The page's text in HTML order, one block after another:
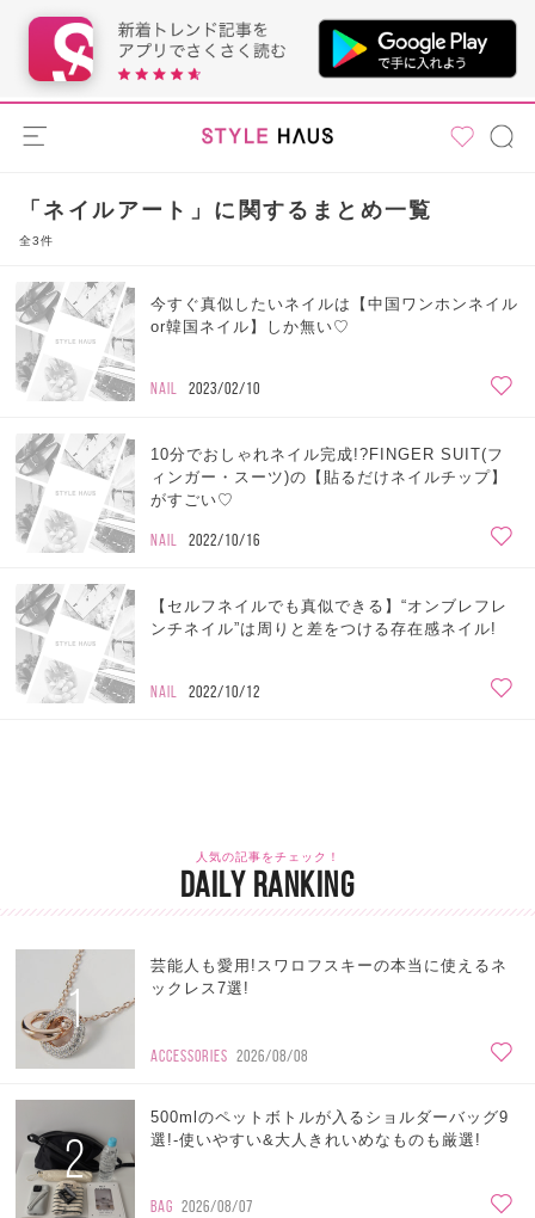
「ネイルアート」に関するまとめ一覧
全3件
今すぐ真似したいネイルは【中国ワンホンネイル
or韓国ネイル】しか無い♡
NAIL 2023/02/10
10分でおしゃれネイル完成!?FINGER SUIT(フ
ィンガー・スーツ)の【貼るだけネイルチップ】
がすごい♡
NAIL 2022/10/16
【セルフネイルでも真似できる】“オンブレフレ
ンチネイル”は周りと差をつける存在感ネイル!
NAIL 2022/10/12
人気の記事をチェック！
DAILY RANKING
1
芸能人も愛用!スワロフスキーの本当に使えるネ
ックレス7選!
ACCESSORIES 2026/08/08
2
500mlのペットボトルが入るショルダーバッグ9
選!-使いやすい&大人きれいめなものも厳選!
BAG 2026/08/07